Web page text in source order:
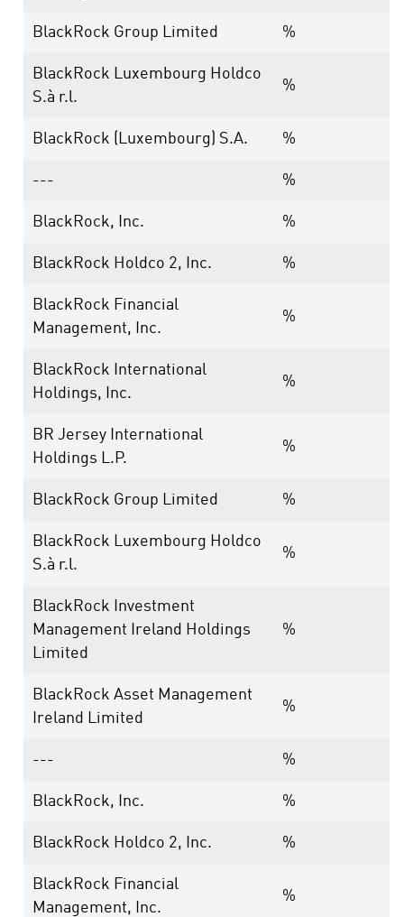
BlackRock Group Limited %
BlackRock Luxembourg Holdco
S.à r.l.
%
BlackRock (Luxembourg) S.A. %
--- %
BlackRock, Inc. %
BlackRock Holdco 2, Inc. %
BlackRock Financial
Management, Inc.
%
BlackRock International
Holdings, Inc.
%
BR Jersey International
Holdings L.P.
%
BlackRock Group Limited %
BlackRock Luxembourg Holdco
S.à r.l.
%
BlackRock Investment
Management Ireland Holdings
Limited
%
BlackRock Asset Management
Ireland Limited
%
--- %
BlackRock, Inc. %
BlackRock Holdco 2, Inc. %
BlackRock Financial
Management, Inc.
%